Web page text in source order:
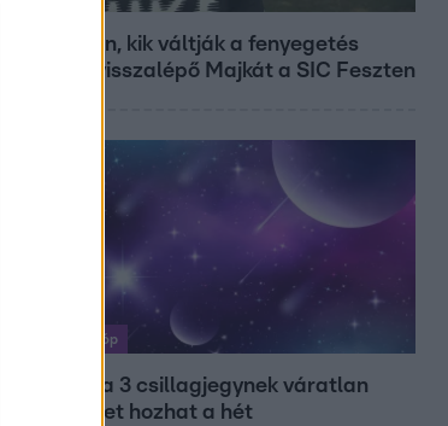
Megvan, kik váltják a fenyegetés
miatt visszalépő Majkát a SIC Feszten
Horoszkóp
Ennek a 3 csillagjegynek váratlan
sikereket hozhat a hét